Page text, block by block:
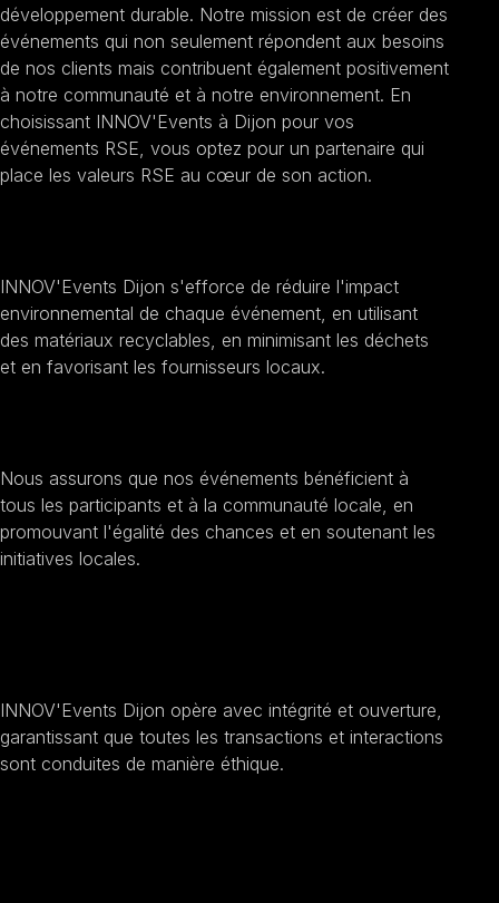
développement durable. Notre mission est de créer des
événements qui non seulement répondent aux besoins
de nos clients mais contribuent également positivement
à notre communauté et à notre environnement. En
choisissant INNOV'Events à Dijon pour vos
événements RSE, vous optez pour un partenaire qui
place les valeurs RSE au cœur de son action.
INNOV'Events Dijon s'efforce de réduire l'impact
environnemental de chaque événement, en utilisant
des matériaux recyclables, en minimisant les déchets
et en favorisant les fournisseurs locaux.
Nous assurons que nos événements bénéficient à
tous les participants et à la communauté locale, en
promouvant l'égalité des chances et en soutenant les
initiatives locales.
INNOV'Events Dijon opère avec intégrité et ouverture,
garantissant que toutes les transactions et interactions
sont conduites de manière éthique.